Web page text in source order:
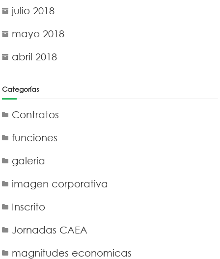
julio 2018
mayo 2018
abril 2018
Categorías
Contratos
funciones
galeria
imagen corporativa
Inscrito
Jornadas CAEA
magnitudes economicas